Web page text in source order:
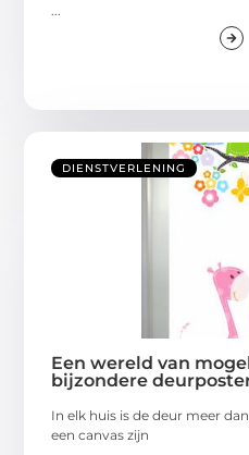
DIENSTVERLENING
Een wereld van
bijzondere
In elk huis is de deur meer
een canvas zijn